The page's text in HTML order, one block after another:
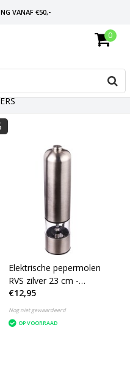
VANAF €50,-
DAGEN BEDENKTIJD
0
Elektrische pepermolen
RVS zilver 23 cm -
Pepermaler - Kruiden en
specerijen vermalers
€12,95
Nog niet gewaardeerd
OP VOORRAAD